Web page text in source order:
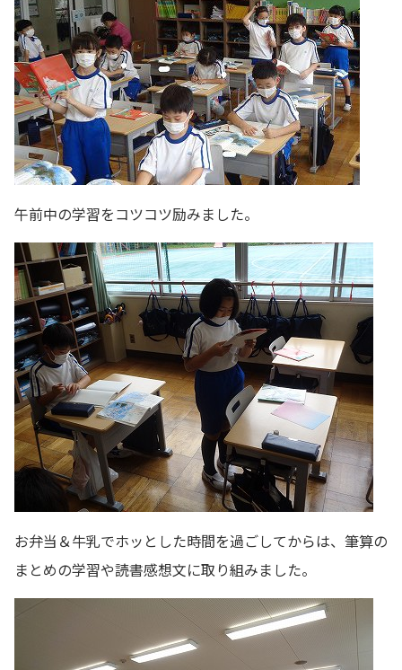
午前中の学習をコツコツ励みました。
お弁当＆牛乳でホッとした時間を過ごしてからは、筆算の
まとめの学習や読書感想文に取り組みました。